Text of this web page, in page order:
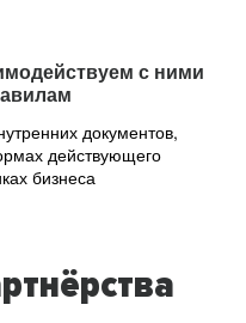
с ними
документов,
действующего
бизнеса